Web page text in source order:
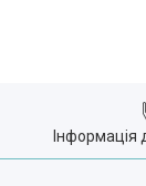
Інформація